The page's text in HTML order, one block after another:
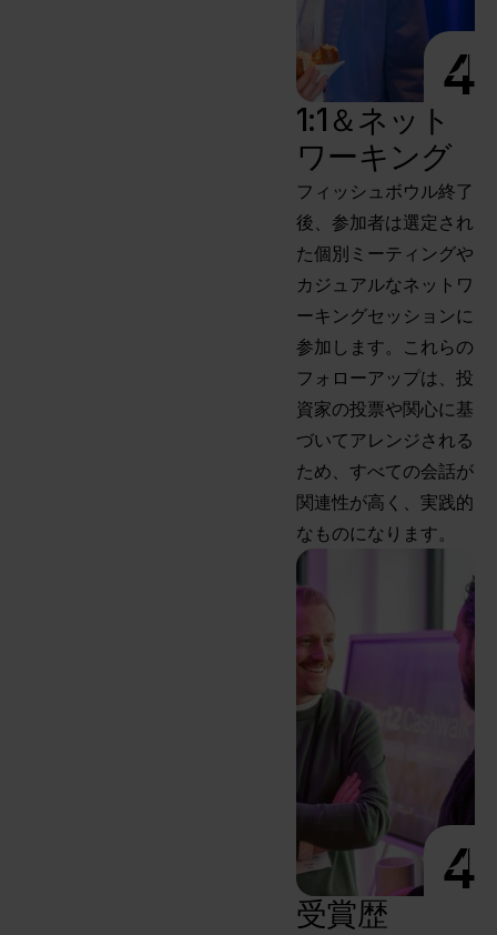
1:1＆ネット
ワーキング
フィッシュボウル終了
後、参加者は選定され
た個別ミーティングや
カジュアルなネットワ
ーキングセッションに
参加します。これらの
フォローアップは、投
資家の投票や関心に基
づいてアレンジされる
ため、すべての会話が
関連性が高く、実践的
なものになります。
4
受賞歴
4